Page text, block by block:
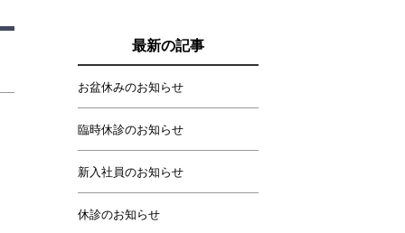
最新の記事
お盆休みのお知らせ
臨時休診のお知らせ
新入社員のお知らせ
休診のお知らせ